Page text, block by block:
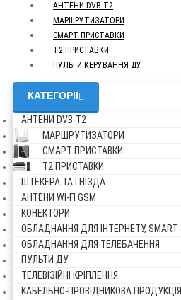
АНТЕНИ DVB-Т2
МАРШРУТИЗАТОРИ
СМАРТ ПРИСТАВКИ
Т2 ПРИСТАВКИ
ПУЛЬТИ КЕРУВАННЯ ДУ
КАТЕГОРІЇ
АНТЕНИ DVB-Т2
МАРШРУТИЗАТОРИ
СМАРТ ПРИСТАВКИ
Т2 ПРИСТАВКИ
ШТЕКЕРА ТА ГНІЗДА
АНТЕНИ WI-FI GSM
КОНЕКТОРИ
ОБЛАДНАННЯ ДЛЯ ІНТЕРНЕТУ, SMART
ОБЛАДНАННЯ ДЛЯ ТЕЛЕБАЧЕННЯ
ПУЛЬТИ ДУ
ТЕЛЕВІЗІЙНІ КРІПЛЕННЯ
КАБЕЛЬНО-ПРОВІДНИКОВА ПРОДУКЦІЯ